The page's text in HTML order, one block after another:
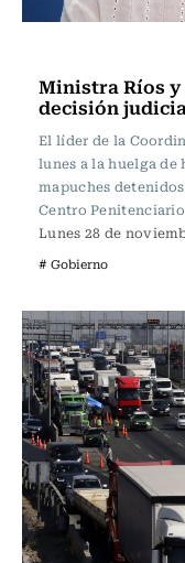
Ministra Ríos
decisión
El líder de la
lunes a la huelga
mapuches
Centro
Lunes 28 de
# Gobierno